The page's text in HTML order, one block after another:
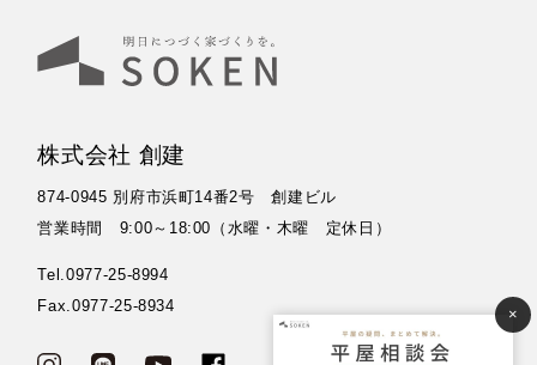
×
株式会社 創建
874-0945 別府市浜町14番2号 創建ビル
営業時間 9:00～18:00（水曜・木曜 定休日）
Tel.0977-25-8994
Fax.0977-25-8934